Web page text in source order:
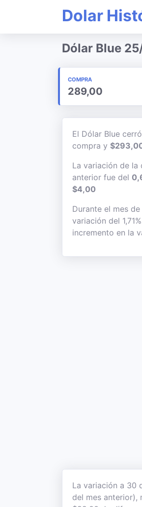
Dolar
Dólar Blue
COMPRA
289,00
El Dólar Blue
compra y
La variación de la
anterior fue del
$4,00
Durante el mes
variación del
incremento en la
La variación a 30
del mes anterior),